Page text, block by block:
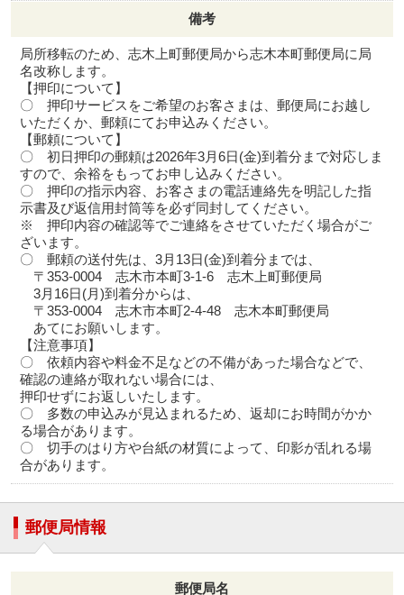
備考
局所移転のため、志木上町郵便局から志木本町郵便局に局
名改称します。
【押印について】
〇 押印サービスをご希望のお客さまは、郵便局にお越し
いただくか、郵頼にてお申込みください。
【郵頼について】
〇 初日押印の郵頼は2026年3月6日(金)到着分まで対応しま
すので、余裕をもってお申し込みください。
〇 押印の指示内容、お客さまの電話連絡先を明記した指
示書及び返信用封筒等を必ず同封してください。
※ 押印内容の確認等でご連絡をさせていただく場合がご
ざいます。
〇 郵頼の送付先は、3月13日(金)到着分までは、
〒353-0004 志木市本町3-1-6 志木上町郵便局
3月16日(月)到着分からは、
〒353-0004 志木市本町2-4-48 志木本町郵便局
あてにお願いします。
【注意事項】
〇 依頼内容や料金不足などの不備があった場合などで、
確認の連絡が取れない場合には、
押印せずにお返しいたします。
〇 多数の申込みが見込まれるため、返却にお時間がかか
る場合があります。
〇 切手のはり方や台紙の材質によって、印影が乱れる場
合があります。
郵便局情報
郵便局名